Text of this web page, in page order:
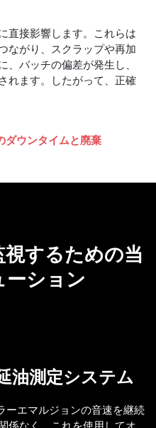
直接影響します。これらは
ながり、スクラップや再加
、バッチの偏差が発生し、
れます。したがって、正確
ダウンタイムと廃棄
するための当
ション
測定システム
エマルジョンの音速を継続